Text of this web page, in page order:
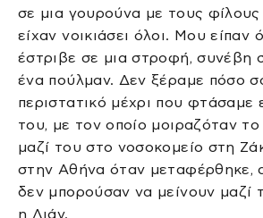
σε μια γουρούνα με τους φίλους
είχαν νοικιάσει όλοι. Μου είπαν
έστριβε σε μια στροφή, συνέβη
ένα πούλμαν. Δεν ξέραμε πόσο
περιστατικό μέχρι που
του, με τον οποίο μοιραζόταν το
μαζί του στο νοσοκομείο στη
στην Αθήνα όταν μεταφέρθηκε,
δεν μπορούσαν να μείνουν μαζί
η Λιάν.